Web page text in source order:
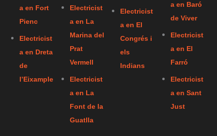
a en Fort
Pienc
Electricist
a en Dreta
de
l’Eixample
Electricist
a en La
Marina del
Prat
Vermell
Electricist
a en La
Font de la
Guatlla
Electricist
a en El
Congrés i
els
Indians
a en Baró
de Viver
Electricist
a en El
Farró
Electricist
a en Sant
Just